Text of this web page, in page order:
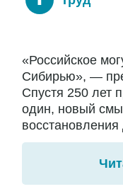
«Российское
Сибирью», —
Спустя 250 лет
один, новый